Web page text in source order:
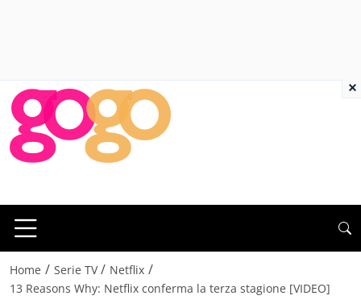
Home / Serie TV / Netflix /
13 Reasons Why: Netflix conferma la terza stagione [VIDEO]
×